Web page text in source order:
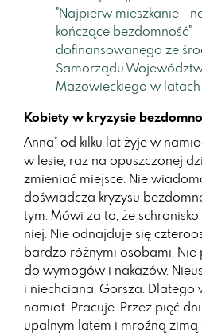
"Najpierw mieszkanie -
kończące bezdomność"
dofinansowanego ze
Samorządu
Mazowieckiego w
Kobiety w kryzysie
Anna* od kilku lat żyje w
w lesie, raz na opuszczonej
zmieniać miejsce. Nie
doświadcza kryzysu
tym. Mówi za to, że
niej. Nie odnajduje się
bardzo różnymi osobami.
do wymogów i nakazów.
i niechciana. Gorsza. Dlatego
namiot. Pracuje. Przez pięć
upalnym latem i mroźną zimą